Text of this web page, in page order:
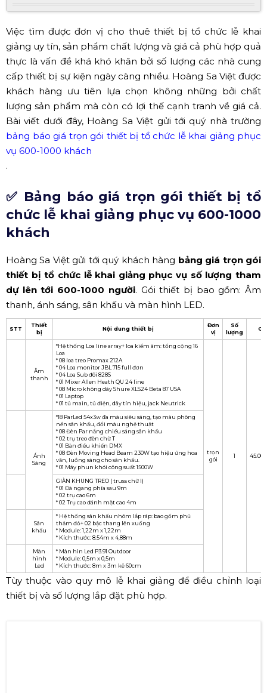
Việc tìm được đơn vị cho thuê thiết bị tổ chức lễ khai
giảng uy tín, sản phẩm chất lượng và giá cả phù hợp quả
thực là vấn đề khá khó khăn bởi số lượng các nhà cung
cấp thiết bị sự kiện ngày càng nhiều. Hoàng Sa Việt được
khách hàng ưu tiên lựa chọn không những bởi chất
lượng sản phẩm mà còn có lợi thế cạnh tranh về giá cả.
Bài viết dưới đây, Hoàng Sa Việt gửi tới quý nhà trường
bảng báo giá trọn gói thiết bị tổ chức lễ khai giảng phục
vụ 600-1000 khách
.
✅ Bảng báo giá trọn gói thiết bị tổ
chức lễ khai giảng phục vụ 600-1000
khách
Hoàng Sa Việt gửi tới quý khách hàng bảng giá trọn gói
thiết bị tổ chức lễ khai giảng phục vụ số lượng tham
dự lên tới 600-1000 người. Gói thiết bị bao gồm: Âm
thanh, ánh sáng, sân khấu và màn hình LED.
STT
Thiết
bị
Nội dung thiết bị
Đơn
vị
Số
lượng
Âm
thanh
*Hệ thống Loa line array+ loa kiểm âm: tổng cộng 16
Loa
* 08 loa treo Promax 212A
* 04 Loa monitor JBL 715 full đơn
* 04 Loa Sub đôi 828S
* 01 Mixer Allen Heath QU 24 line
* 08 Micro không dây Shure XLS24 Beta 87 USA
* 01 Laptop
* 01 tủ main, tủ điện, dây tín hiệu, jack Neutrick
trọn
gói
1
Ánh
Sáng
*18 ParLed 54x3w đa màu siêu sáng, tạo màu phông
nền sân khấu, đổi màu nghệ thuật
* 08 Đèn Par nắng chiếu sáng sân khấu
* 02 trụ treo đèn chữ T
* 01 Bàn điều khiển DMX
* 08 Đèn Moving Head Beam 230W tạo hiệu ứng hoa
văn, luồng sáng cho sân khấu.
* 01 Máy phun khói công suất 1500W
GIÀN KHUNG TREO ( truss chữ I)
* 01 Đà ngang phía sau 9m
* 02 trụ cao 6m
* 02 Trụ cao đánh mặt cao 4m
Sân
khấu
* Hệ thống sân khấu nhôm lắp ráp: bao gồm phủ
thảm đỏ+ 02 bậc thang lên xuống
* Module: 1,22m x 1,22m
* Kích thước: 8.54m x 4,88m
Màn
hình
Led
* Màn hìn Led P3.91 Outdoor
* Module: 0,5m x 0,5m
* Kích thước: 8m x 3m kê 60cm
Tùy thuộc vào quy mô lễ khai giảng để điều chỉnh loại
thiết bị và số lượng lắp đặt phù hợp.